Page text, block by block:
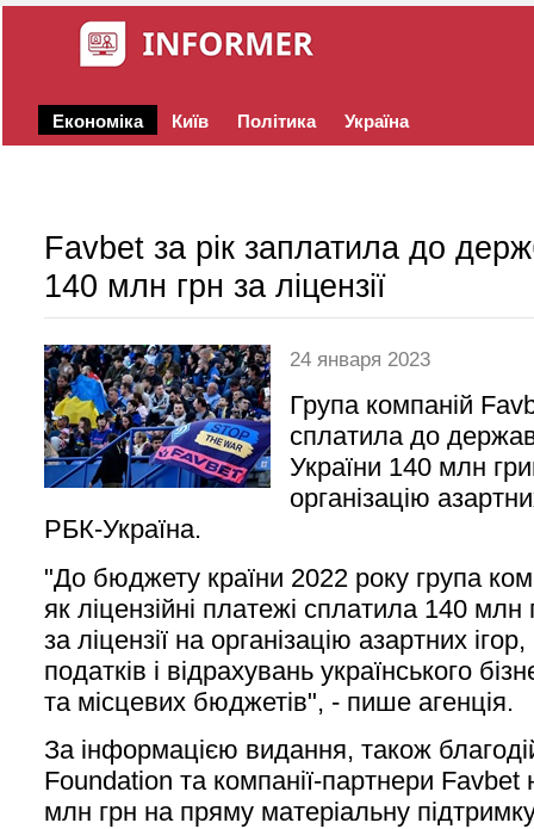
Економіка Київ Політика Україна
Favbet за рік заплатила до
140 млн грн за ліцензії
24 января 2023
Група компаній
сплатила до
України 140 млн
організацію
РБК-Україна.
"До бюджету країни 2022 року група
як ліцензійні платежі сплатила 140
за ліцензії на організацію азартних
податків і відрахувань українського
та місцевих бюджетів", - пише агенція.
За інформацією видання, також
Foundation та компанії-партнери
млн грн на пряму матеріальну